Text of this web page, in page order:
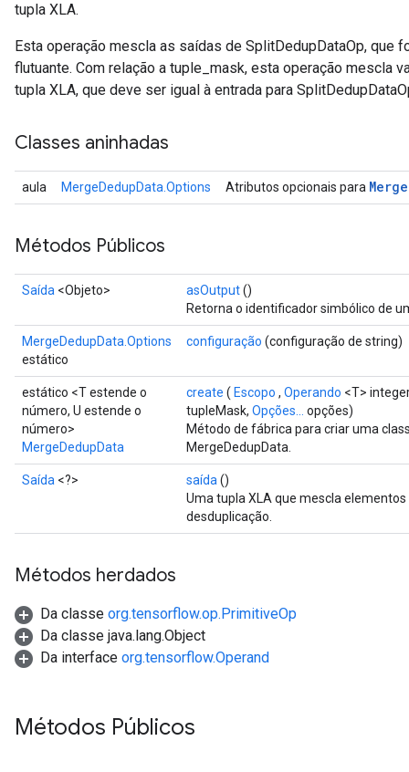
tupla XLA.
Esta operação mescla as saídas de SplitDedupDataOp, que
flutuante. Com relação a tuple_mask, esta operação mescla
tupla XLA, que deve ser igual à entrada para
Classes aninhadas
aula MergeDedupData.Options Atributos opcionais para Merge
Métodos Públicos
Saída <Objeto> asOutput()
Retorna o identificador simbólico de
MergeDedupData.Options
estático
configuração (configuração de string)
estático <T estende o
número, U estende o
número>
MergeDedupData
create ( Escopo , Operando <T>
tupleMask, Opções...
opções)
Método de fábrica para criar uma
MergeDedupData.
Saída <?> saída ()
Uma tupla XLA que mescla
desduplicação.
Métodos herdados
Da classe org.tensorflow.op.PrimitiveOp
Da classe java.lang.Object
Da interface org.tensorflow.Operand
Métodos Públicos